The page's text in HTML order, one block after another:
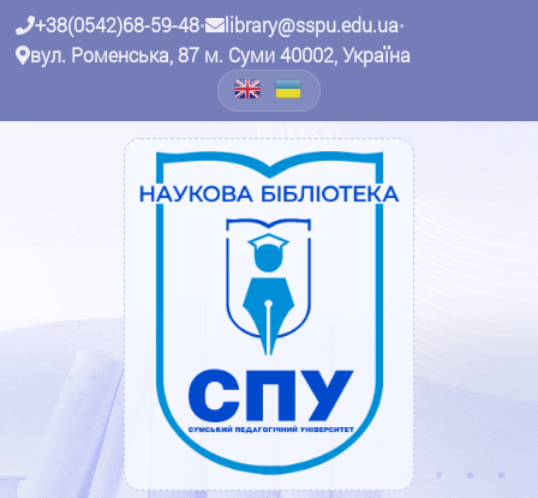
+38(0542)68-59-48• library@sspu.edu.ua•
вул. Роменська, 87 м. Суми 40002, Україна